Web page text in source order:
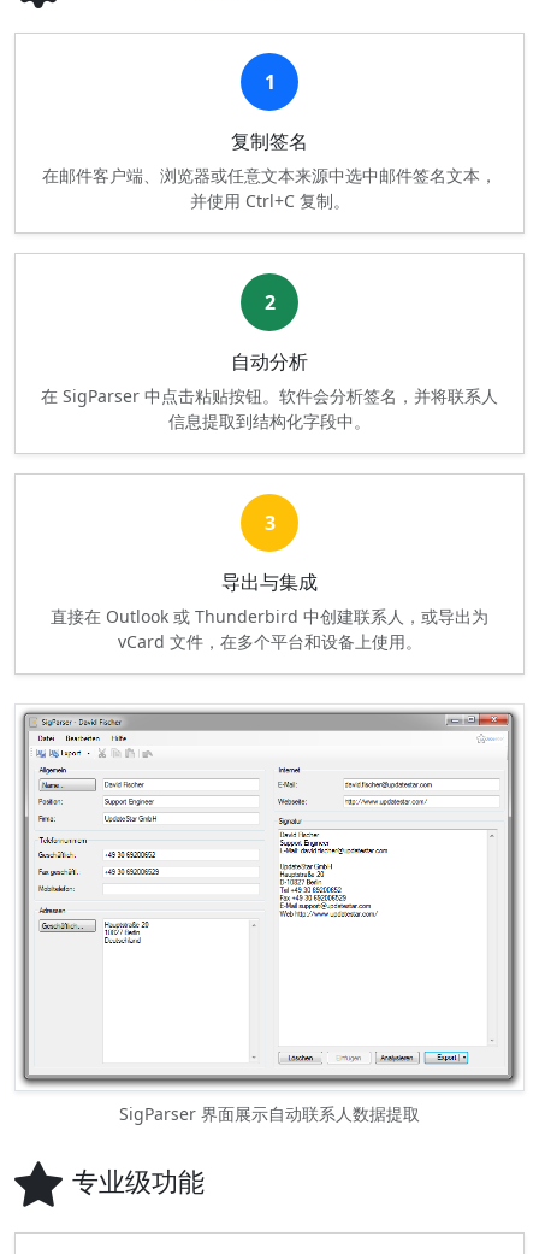
1
复制签名
在邮件客户端、浏览器或任意文本来源中选中邮件签名文本，
并使用 Ctrl+C 复制。
2
自动分析
在 SigParser 中点击粘贴按钮。软件会分析签名，并将联系人
信息提取到结构化字段中。
3
导出与集成
直接在 Outlook 或 Thunderbird 中创建联系人，或导出为
vCard 文件，在多个平台和设备上使用。
SigParser 界面展示自动联系人数据提取
专业级功能